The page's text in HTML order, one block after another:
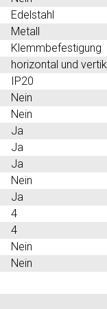
Edelstahl
Metall
Klemmbefestigung
horizontal und
IP20
Nein
Nein
Ja
Ja
Ja
Nein
Ja
4
4
Nein
Nein